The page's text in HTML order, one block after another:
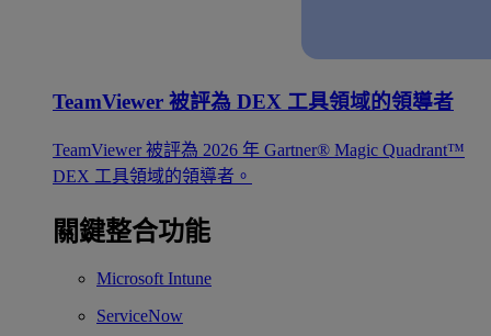
TeamViewer 被評為 DEX 工具領域的領導者
TeamViewer 被評為 2026 年 Gartner® Magic Quadrant™
DEX 工具領域的領導者。
關鍵整合功能
Microsoft Intune
ServiceNow